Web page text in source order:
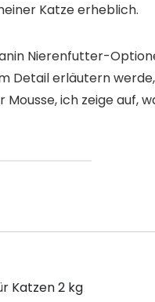
Katze erheblich.
Nierenfutter-
Detail erläutern
ich zeige auf,
Katzen 2 kg